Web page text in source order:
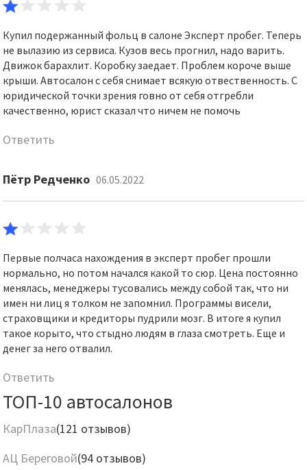
Купил подержанный фольц в салоне Эксперт пробег. Теперь
не вылазию из сервиса. Кузов весь прогнил, надо варить.
Движок барахлит. Коробку заедает. Проблем короче выше
крыши. Автосалон с себя снимает всякую отвественность. С
юридической точки зрения говно от себя отгребли
качественно, юрист сказал что ничем не помочь
Ответить
Пётр Редченко 06.05.2022
Первые полчаса нахождения в эксперт пробег прошли
нормально, но потом начался какой то сюр. Цена постоянно
менялась, менеджеры тусовались между собой так, что ни
имен ни лиц я толком не запомнил. Программы висели,
страховщики и кредиторы пудрили мозг. В итоге я купил
такое корыто, что стыдно людям в глаза смотреть. Еще и
денег за него отвалил.
Ответить
ТОП-10 автосалонов
КарПлаза(121 отзывов)
АЦ Береговой(94 отзывов)